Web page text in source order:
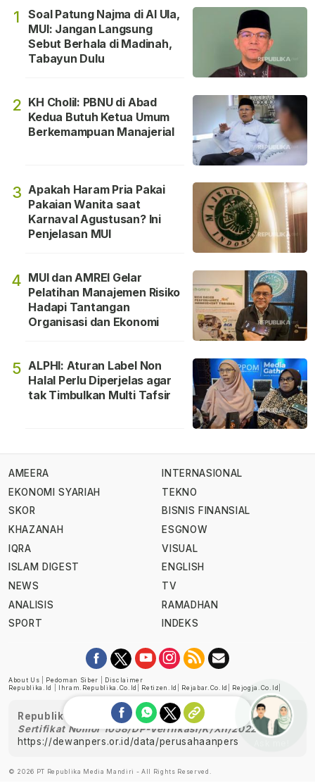
1
Soal Patung Najma di Al Ula,
MUI: Jangan Langsung
Sebut Berhala di Madinah,
Tabayun Dulu
2 KH Cholil: PBNU di Abad
Kedua Butuh Ketua Umum
Berkemampuan Manajerial
3 Apakah Haram Pria Pakai
Pakaian Wanita saat
Karnaval Agustusan? Ini
Penjelasan MUI
4 MUI dan AMREI Gelar
Pelatihan Manajemen Risiko
Hadapi Tantangan
Organisasi dan Ekonomi
5 ALPHI: Aturan Label Non
Halal Perlu Diperjelas agar
tak Timbulkan Multi Tafsir
AMEERA
EKONOMI SYARIAH
SKOR
KHAZANAH
IQRA
ISLAM DIGEST
NEWS
ANALISIS
SPORT
INTERNASIONAL
TEKNO
BISNIS FINANSIAL
ESGNOW
VISUAL
ENGLISH
TV
RAMADHAN
INDEKS
About Us Pedoman Siber
Disclaimer
Republika.id
Ihram.republika.co.id Retizen.id Rejabar.co.id Rejogja.co.id
Republika telah diverifikasi oleh Dewan Pers
Sertifikat Nomor 1058/DP-Verifikasi/K/XII/2022
https://dewanpers.or.id/data/perusahaanpers
© 2026 PT Republika Media Mandiri - All Rights Reserved.